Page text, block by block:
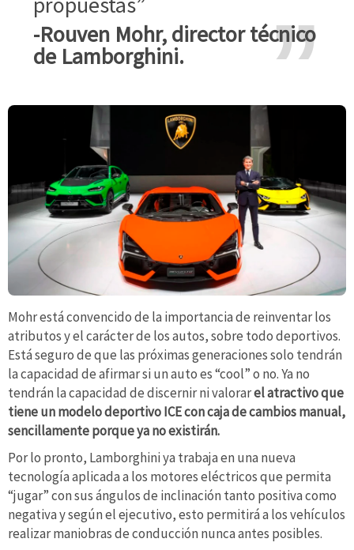
-Rouven Mohr, director técnico
de Lamborghini.
Mohr está convencido de la importancia de reinventar los
atributos y el carácter de los autos, sobre todo deportivos.
Está seguro de que las próximas generaciones solo tendrán
la capacidad de afirmar si un auto es “cool” o no. Ya no
tendrán la capacidad de discernir ni valorarel atractivo que
tiene un modelo deportivo ICE con caja de cambios manual,
sencillamente porque ya no existirán.
Por lo pronto, Lamborghini ya trabaja en una nueva
tecnología aplicada a los motores eléctricos que permita
“jugar” con sus ángulos de inclinación tanto positiva como
negativa y según el ejecutivo, esto permitirá a los vehículos
realizar maniobras de conducción nunca antes posibles.